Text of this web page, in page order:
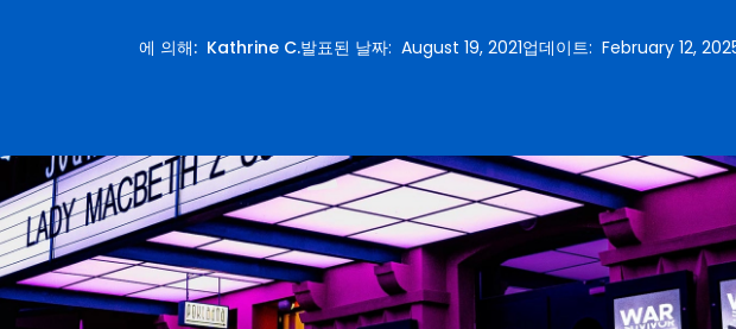
에 의해: Kathrine C.발표된 날짜:August 19, 2021업데이트:February 12,